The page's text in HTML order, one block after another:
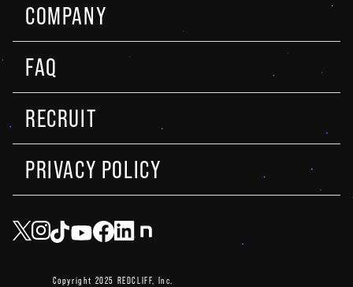
COMPANY
FAQ
RECRUIT
PRIVACY POLICY
Copyright 2025 REDCLIFF, Inc.